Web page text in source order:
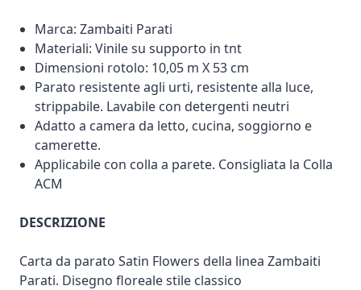
Marca: Zambaiti Parati
Materiali: Vinile su supporto in tnt
Dimensioni rotolo: 10,05 m X 53 cm
Parato resistente agli urti, resistente alla luce,
strippabile. Lavabile con detergenti neutri
Adatto a camera da letto, cucina, soggiorno e
camerette.
Applicabile con colla a parete. Consigliata la Colla
ACM
DESCRIZIONE
Carta da parato Satin Flowers della linea Zambaiti
Parati. Disegno floreale stile classico